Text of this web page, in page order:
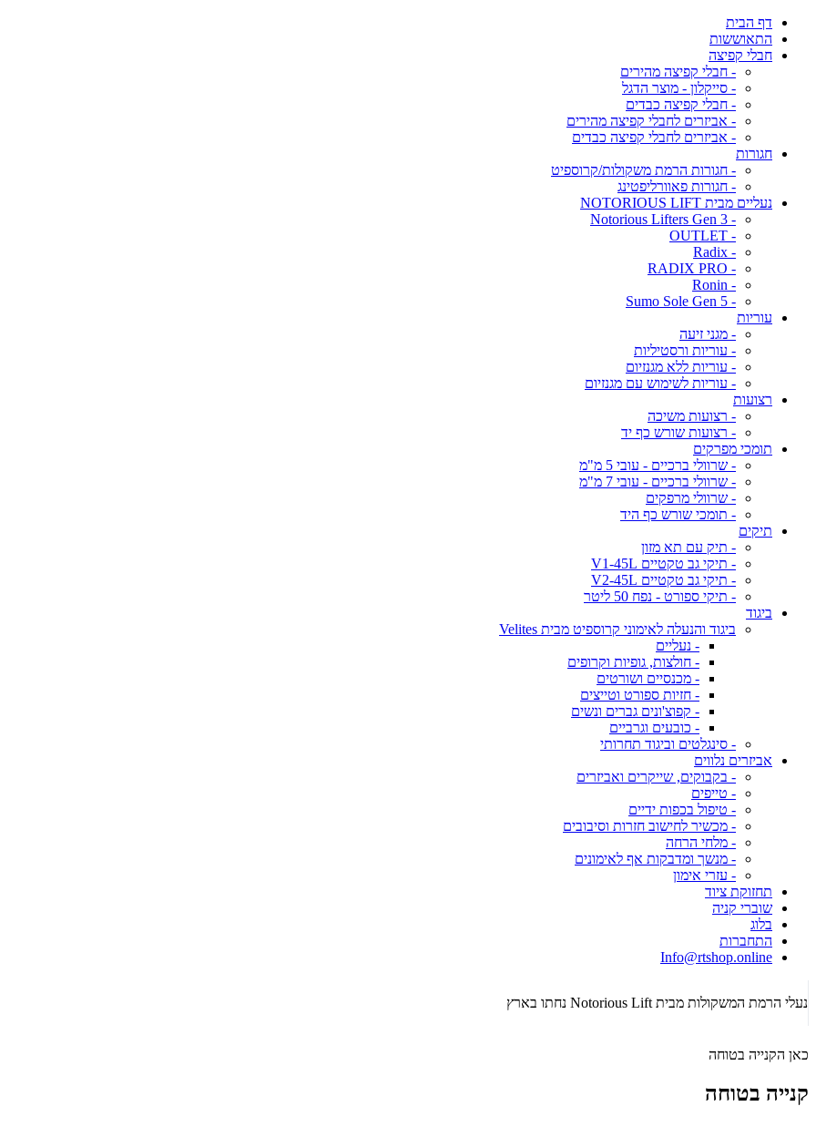
דף הבית
התאוששות
חבלי קפיצה
- חבלי קפיצה מהירים
- סייקלון - מוצר הדגל
- חבלי קפיצה כבדים
- אביזרים לחבלי קפיצה מהירים
- אביזרים לחבלי קפיצה כבדים
חגורות
- חגורות הרמת משקולות/קרוספיט
- חגורות פאוורליפטינג
נעליים מבית NOTORIOUS LIFT
- Notorious Lifters Gen 3
- OUTLET
- Radix
- RADIX PRO
- Ronin
- Sumo Sole Gen 5
עוריות
- מגני זיעה
- עוריות ורסטיליות
- עוריות ללא מגנזיום
- עוריות לשימוש עם מגנזיום
רצועות
- רצועות משיכה
- רצועות שורש כף יד
תומכי מפרקים
- שרוולי ברכיים - עובי 5 מ"מ
- שרוולי ברכיים - עובי 7 מ"מ
- שרוולי מרפקים
- תומכי שורש כף היד
תיקים
- תיק עם תא מזון
- תיקי גב טקטיים V1-45L
- תיקי גב טקטיים V2-45L
- תיקי ספורט - נפח 50 ליטר
ביגוד
ביגוד והנעלה לאימוני קרוספיט מבית Velites
- נעליים
- חולצות, גופיות וקרופים
- מכנסיים ושורטים
- חזיות ספורט וטייצים
- קפוצ'ונים גברים ונשים
- כובעים וגרביים
- סינגלטים וביגוד תחרותי
אביזרים נלווים
- בקבוקים, שייקרים ואביזרים
- טייפים
- טיפול בכפות ידיים
- מכשיר לחישוב חזרות וסיבובים
- מלחי הרחה
- מנשך ומדבקות אף לאימונים
- עזרי אימון
תחזוקת ציוד
שוברי קניה
בלוג
התחברות
Info@rtshop.online
נעלי הרמת המשקולות מבית Notorious Lift נחתו בארץ
כאן הקנייה בטוחה
קנייה בטוחה